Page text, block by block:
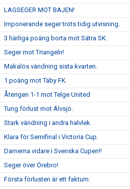
LAGSEGER MOT BAJEN!
Imponerande seger trots tidig utvisning.
3 härliga poäng borta mot Sätra SK.
Seger mot Triangeln!
Makalös vändning sista kvarten.
1 poäng mot Täby FK.
Återigen 1-1 mot Telge United
Tung förlust mot Älvsjö.
Stark vändning i andra halvlek.
Klara för Semifinal i Victoria Cup.
Damerna vidare i Svenska Cupen!!
Seger över Örebro!
Första förlusten är ett faktum.